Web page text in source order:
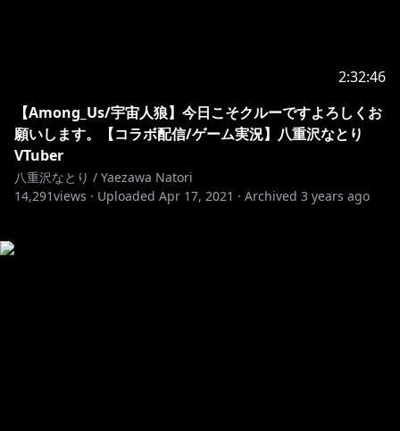
2:32:46
【Among_Us/宇宙人狼】今日こそクルーですよろしくお
願いします。【コラボ配信/ゲーム実況】八重沢なとり
VTuber
八重沢なとり / Yaezawa Natori
14,291views · Uploaded Apr 17, 2021 · Archived 3 years ago